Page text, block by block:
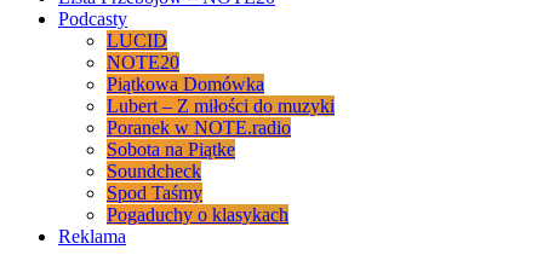
Podcasty
LUCID
NOTE20
Piątkowa Domówka
Lubert – Z miłości do muzyki
Poranek w NOTE.radio
Sobota na Piątke
Soundcheck
Spod Taśmy
Pogaduchy o klasykach
Reklama